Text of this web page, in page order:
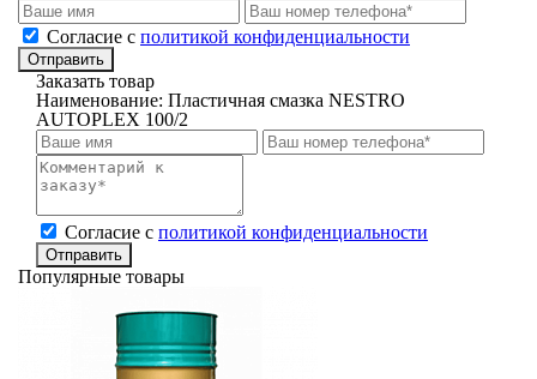
Cогласие с политикой конфиденциальности
Отправить
Заказать товар
Наименование: Пластичная смазка NESTRO
AUTOPLEX 100/2
Cогласие с политикой конфиденциальности
Отправить
Популярные товары